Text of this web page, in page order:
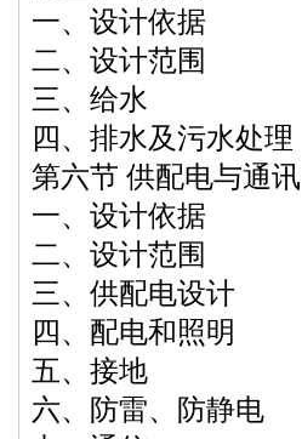
一、设计依据
二、设计范围
三、给水
四、排水及污水处理
第六节 供配电与通讯
一、设计依据
二、设计范围
三、供配电设计
四、配电和照明
五、接地
六、防雷、防静电